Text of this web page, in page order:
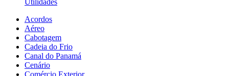
Utilidades
Acordos
Aéreo
Cabotagem
Cadeia do Frio
Canal do Panamá
Cenário
Comércio Exterior